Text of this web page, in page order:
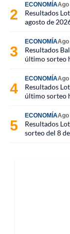
ECONOMÍAAgo
Resultados
agosto de
ECONOMÍAAgo
Resultados
último sorteo
ECONOMÍAAgo
Resultados
último sorteo
ECONOMÍAAgo
Resultados
sorteo del 8